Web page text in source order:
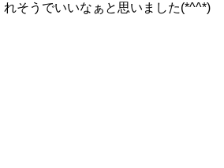
そうでいいなぁと思いました(*^^*)